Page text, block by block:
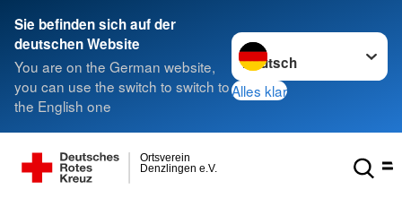
Sie befinden sich auf der
deutschen Website
You are on the German website,
you can use the switch to switch to
the English one
Sprache wechseln zu
Alles klar
Denzlingen e.V.
Ortsverein